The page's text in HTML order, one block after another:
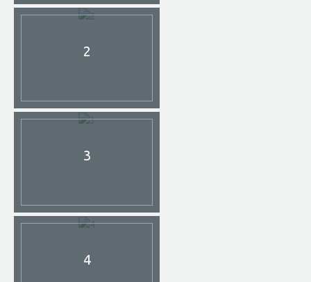
2
3
4